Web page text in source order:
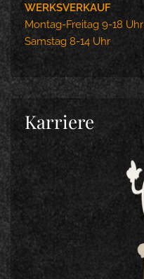
WERKSVERKAUF
Montag-Freitag 9-18 Uhr
Samstag 8-14 Uhr
Karriere